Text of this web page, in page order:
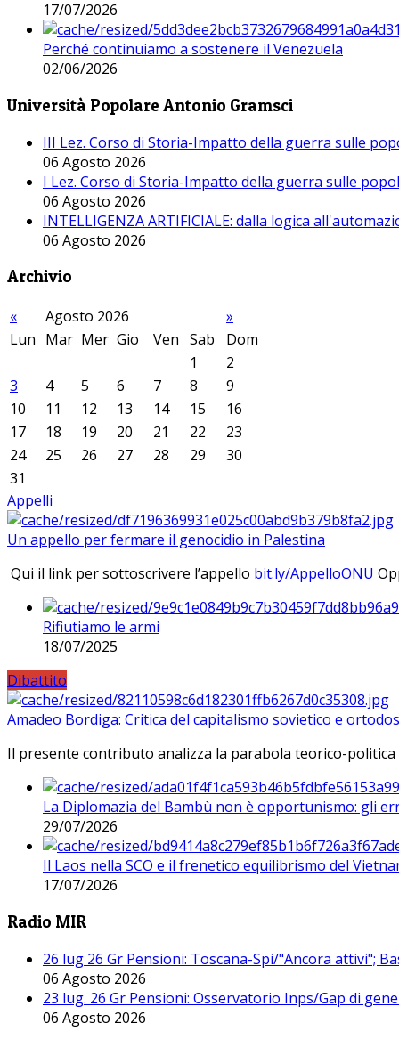
17/07/2026
Perché continuiamo a sostenere il Venezuela
02/06/2026
Università Popolare Antonio Gramsci
III Lez. Corso di Storia-Impatto della guerra sulle
06 Agosto 2026
I Lez. Corso di Storia-Impatto della guerra sulle
06 Agosto 2026
INTELLIGENZA ARTIFICIALE: dalla logica
06 Agosto 2026
Archivio
« Agosto 2026
»
Lun Mar Mer Gio Ven Sab
Dom
1
2
3
4 5 6 7 8
9
10
11 12 13 14 15
16
17
18 19 20 21 22
23
24
25 26 27 28 29
30
31
Appelli
Un appello per fermare il genocidio in Palestina
Qui il link per sottoscrivere l’appello bit.ly/AppelloONU
Rifiutiamo le armi
18/07/2025
Dibattito
Amadeo Bordiga: Critica del capitalismo sovietico e
Il presente contributo analizza la parabola teorico-
La Diplomazia del Bambù non è opportunismo: gli
29/07/2026
Il Laos nella SCO e il frenetico equilibrismo del
17/07/2026
Radio MIR
26 lug 26 Gr Pensioni: Toscana-Spi/"Ancora attivi";
06 Agosto 2026
23 lug. 26 Gr Pensioni: Osservatorio Inps/Gap di
06 Agosto 2026